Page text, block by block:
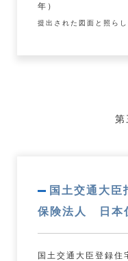
年）
提出された図面と照ら
第
国土交通大
保険法人 日本
国土交通大臣登録住